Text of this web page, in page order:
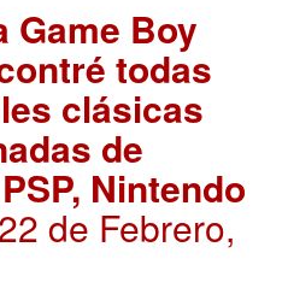
Game Boy
todas
clásicas
de
Nintendo
de Febrero,